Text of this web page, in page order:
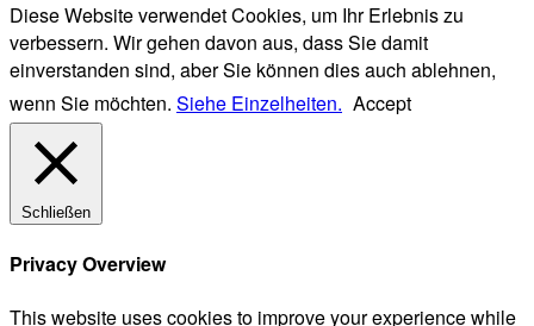
Diese Website verwendet Cookies, um Ihr Erlebnis zu
verbessern. Wir gehen davon aus, dass Sie damit
einverstanden sind, aber Sie können dies auch ablehnen,
wenn Sie möchten. Siehe Einzelheiten. Accept
Schließen
Privacy Overview
This website uses cookies to improve your experience while